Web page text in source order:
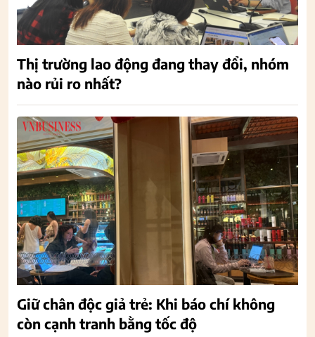
Thị trường lao động đang thay đổi, nhóm
nào rủi ro nhất?
Giữ chân độc giả trẻ: Khi báo chí không
còn cạnh tranh bằng tốc độ